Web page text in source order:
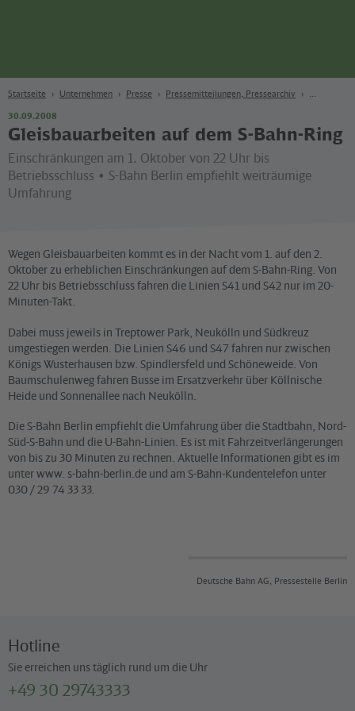
Startseite Unternehmen Presse Pressemitteilungen, Pressearchiv
30.09.2008
Gleisbauarbeiten auf dem S-Bahn-Ring
Einschränkungen am 1. Oktober von 22 Uhr bis
Betriebsschluss • S-Bahn Berlin empfiehlt weiträumige
Umfahrung
Wegen Gleisbauarbeiten kommt es in der Nacht vom 1. auf den 2.
Oktober zu erheblichen Einschränkungen auf dem S-Bahn-Ring. Von
22 Uhr bis Betriebsschluss fahren die Linien S41 und S42 nur im 20-
Minuten-Takt.
Dabei muss jeweils in Treptower Park, Neukölln und Südkreuz
umgestiegen werden. Die Linien S46 und S47 fahren nur zwischen
Königs Wusterhausen bzw. Spindlersfeld und Schöneweide. Von
Baumschulenweg fahren Busse im Ersatzverkehr über Köllnische
Heide und Sonnenallee nach Neukölln.
Die S-Bahn Berlin empfiehlt die Umfahrung über die Stadtbahn, Nord-
Süd-S-Bahn und die U-Bahn-Linien. Es ist mit Fahrzeitverlängerungen
von bis zu 30 Minuten zu rechnen. Aktuelle Informationen gibt es im
unter www. s-bahn-berlin.de und am S-Bahn-Kundentelefon unter
030 / 29 74 33 33.
Deutsche Bahn AG, Pressestelle Berlin
Hotline
Sie erreichen uns täglich rund um die Uhr
+49 30 29743333